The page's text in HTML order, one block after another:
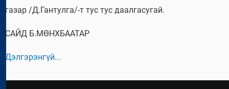
газар /Д.Гантулга/-т тус тус даалгасугай.
САЙД Б.МӨНХБААТАР
Дэлгэрэнгүй...